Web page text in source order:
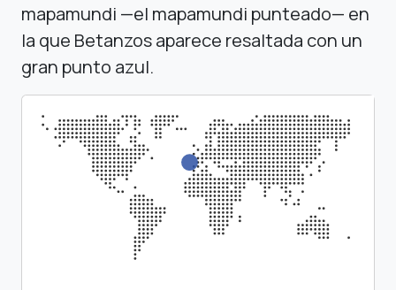
mapamundi —el mapamundi punteado— en
la que Betanzos aparece resaltada con un
gran punto azul.